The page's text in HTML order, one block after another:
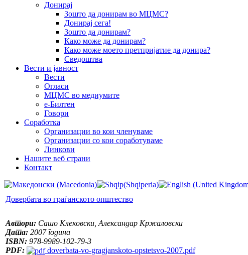
Донирај
Зошто да донирам во МЦМС?
Донирај сега!
Зошто да донирам?
Како може да донирам?
Како може моето претпријатие да донира?
Сведоштва
Вести и јавност
Вести
Огласи
МЦМС во медиумите
е-Билтен
Говори
Соработка
Организации во кои членуваме
Организации со кои соработуваме
Линкови
Нашите веб страни
Контакт
Довербата во граѓанското општество
Автори: Сашо Клековски, Александар Кржаловски
Дата: 2007 година
ISBN: 978-9989-102-79-3
PDF:
doverbata-vo-gragjanskoto-opstetsvo-2007.pdf